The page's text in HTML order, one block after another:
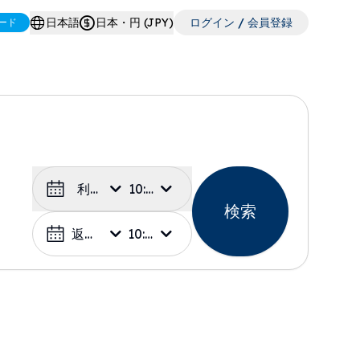
ド 日本語 日本・円 (JPY) ログイン / 会員登録
利用日 10:00
返却日 10:00
検索